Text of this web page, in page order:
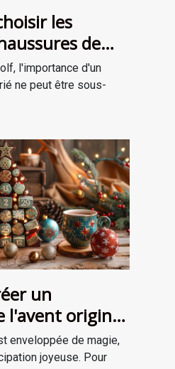
les
de
à votre style
l'importance d'un
ne peut être sous-
un
l'avent original
Noël
enveloppée de magie,
joyeuse. Pour